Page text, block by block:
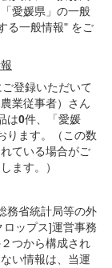
愛媛県」の一般
る一般情報" をご
登録いただいて
業従事者）さん
は0件、「愛媛
ります。（この数
ている場合がご
ます。）
務省統計局等の外
ップス]運営事務
つから構成され
い情報は、当運